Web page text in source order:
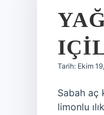
Tarih: Ekim
Sabah aç
limonlu